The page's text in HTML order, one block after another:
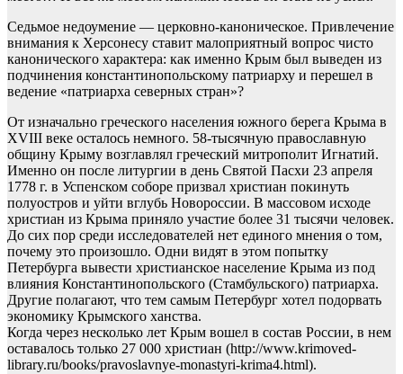
Седьмое недоумение — церковно-каноническое. Привлечение
внимания к Херсонесу ставит малоприятный вопрос чисто
канонического характера: как именно Крым был выведен из
подчинения константинопольскому патриарху и перешел в
ведение «патриарха северных стран»?
От изначально греческого населения южного берега Крыма в
XVIII веке осталось немного. 58-тысячную православную
общину Крыму возглавлял греческий митрополит Игнатий.
Именно он после литургии в день Святой Пасхи 23 апреля
1778 г. в Успенском соборе призвал христиан покинуть
полуостров и уйти вглубь Новороссии. В массовом исходе
христиан из Крыма приняло участие более 31 тысячи человек.
До сих пор среди исследователей нет единого мнения о том,
почему это произошло. Одни видят в этом попытку
Петербурга вывести христианское население Крыма из под
влияния Константинопольского (Стамбульского) патриарха.
Другие полагают, что тем самым Петербург хотел подорвать
экономику Крымского ханства.
Когда через несколько лет Крым вошел в состав России, в нем
оставалось только 27 000 христиан (http://www.krimoved-
library.ru/books/pravoslavnye-monastyri-krima4.html).